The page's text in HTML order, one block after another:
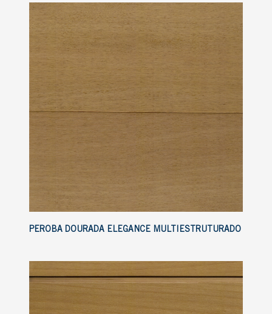
PEROBA DOURADA ELEGANCE MULTIESTRUTURADO